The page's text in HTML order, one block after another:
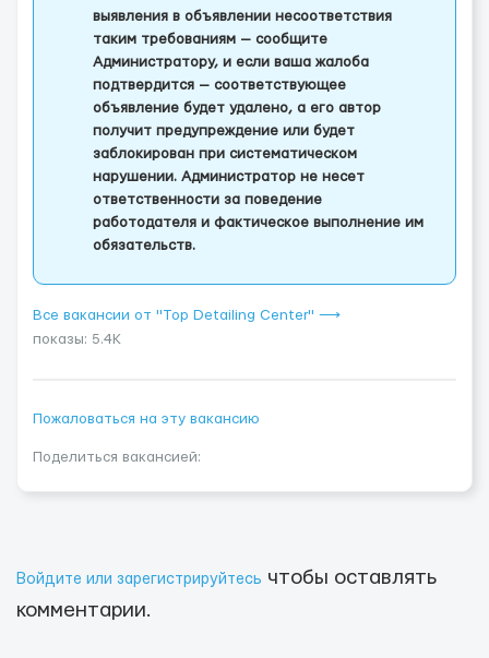
выявления в объявлении несоответствия
таким требованиям — сообщите
Администратору, и если ваша жалоба
подтвердится — соответствующее
объявление будет удалено, а его автор
получит предупреждение или будет
заблокирован при систематическом
нарушении. Администратор не несет
ответственности за поведение
работодателя и фактическое выполнение им
обязательств.
Все вакансии от "Top Detailing Center" ⟶
показы: 5.4K
Пожаловаться на эту вакансию
Поделиться вакансией:
Войдите или зарегистрируйтесь чтобы оставлять
комментарии.